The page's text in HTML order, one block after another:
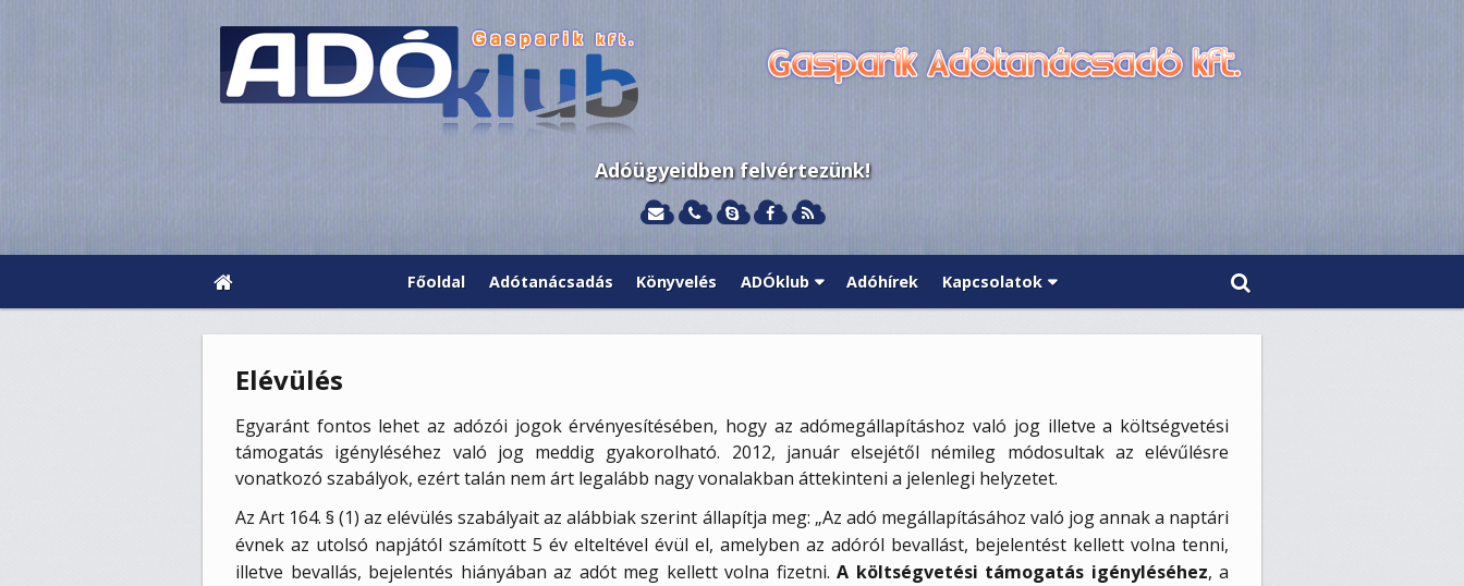
Adóügyeidben felvértezünk!
Főoldal Adótanácsadás Könyvelés ADÓklub Adóhírek Kapcsolatok
Elévülés
Egyaránt fontos lehet az adózói jogok érvényesítésében, hogy az adómegállapításhoz való jog illetve a költségvetési
támogatás igényléséhez való jog meddig gyakorolható. 2012, január elsejétől némileg módosultak az elévűlésre
vonatkozó szabályok, ezért talán nem árt legalább nagy vonalakban áttekinteni a jelenlegi helyzetet.
Az Art 164. § (1) az elévülés szabályait az alábbiak szerint állapítja meg: „Az adó megállapításához való jog annak a naptári
évnek az utolsó napjától számított 5 év elteltével évül el, amelyben az adóról bevallást, bejelentést kellett volna tenni,
illetve bevallás, bejelentés hiányában az adót meg kellett volna fizetni. A költségvetési támogatás igényléséhez, a